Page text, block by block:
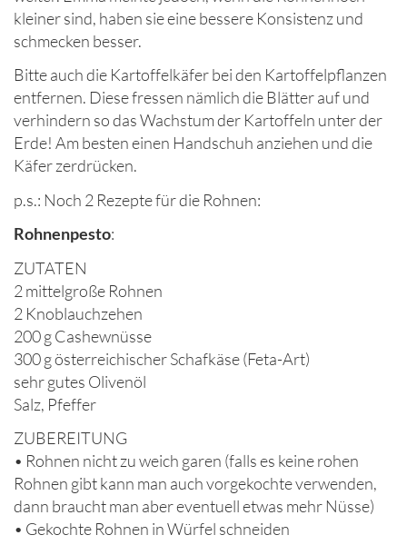
kleiner sind, haben sie eine bessere Konsistenz und
schmecken besser.
Bitte auch die Kartoffelkäfer bei den Kartoffelpflanzen
entfernen. Diese fressen nämlich die Blätter auf und
verhindern so das Wachstum der Kartoffeln unter der
Erde! Am besten einen Handschuh anziehen und die
Käfer zerdrücken.
p.s.: Noch 2 Rezepte für die Rohnen:
Rohnenpesto:
ZUTATEN
2 mittelgroße Rohnen
2 Knoblauchzehen
200 g Cashewnüsse
300 g österreichischer Schafkäse (Feta-Art)
sehr gutes Olivenöl
Salz, Pfeffer
ZUBEREITUNG
• Rohnen nicht zu weich garen (falls es keine rohen
Rohnen gibt kann man auch vorgekochte verwenden,
dann braucht man aber eventuell etwas mehr Nüsse)
• Gekochte Rohnen in Würfel schneiden